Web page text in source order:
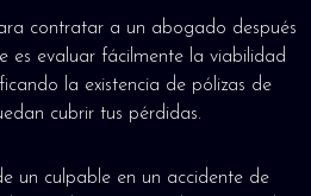
contratar a un abogado después
es evaluar fácilmente la viabilidad
la existencia de pólizas de
cubrir tus pérdidas.
un culpable en un accidente de